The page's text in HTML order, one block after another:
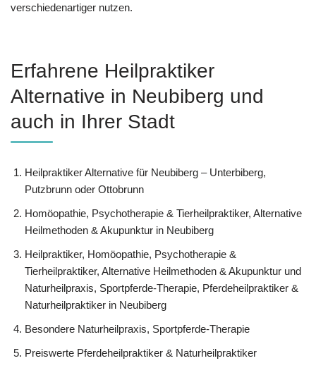
verschiedenartiger nutzen.
Erfahrene Heilpraktiker
Alternative in Neubiberg und
auch in Ihrer Stadt
Heilpraktiker Alternative für Neubiberg – Unterbiberg,
Putzbrunn oder Ottobrunn
‎Homöopathie, ‎Psychotherapie & ‎Tierheilpraktiker, Alternative
Heilmethoden & Akupunktur in Neubiberg
Heilpraktiker, ‎Homöopathie, ‎Psychotherapie &
‎Tierheilpraktiker, Alternative Heilmethoden & Akupunktur und
Naturheilpraxis, Sportpferde-Therapie, Pferdeheilpraktiker &
Naturheilpraktiker in Neubiberg
Besondere Naturheilpraxis, Sportpferde-Therapie
Preiswerte Pferdeheilpraktiker & Naturheilpraktiker